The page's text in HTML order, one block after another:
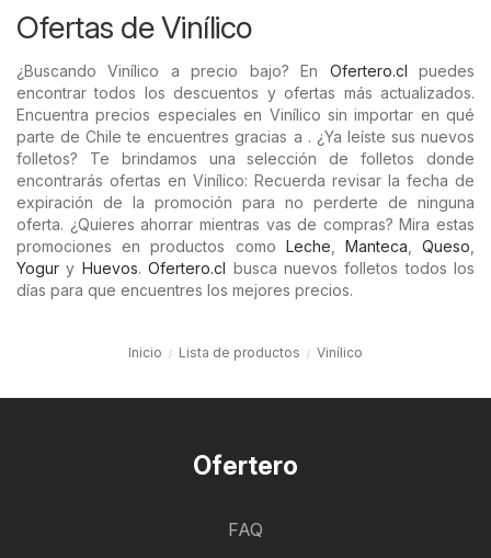
Ofertas de Vinílico
¿Buscando Vinílico a precio bajo? En Ofertero.cl puedes
encontrar todos los descuentos y ofertas más actualizados.
Encuentra precios especiales en Vinílico sin importar en qué
parte de Chile te encuentres gracias a . ¿Ya leíste sus nuevos
folletos? Te brindamos una selección de folletos donde
encontrarás ofertas en Vinílico: Recuerda revisar la fecha de
expiración de la promoción para no perderte de ninguna
oferta. ¿Quieres ahorrar mientras vas de compras? Mira estas
promociones en productos como Leche Manteca ,Queso
Yogur y Huevos.Ofertero.cl busca nuevos folletos todos los
días para que encuentres los mejores precios.
Inicio Lista de productos Vinílico
Ofertero
FAQ